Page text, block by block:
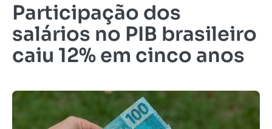
Participação dos
salários no PIB brasileiro
caiu 12% em cinco anos